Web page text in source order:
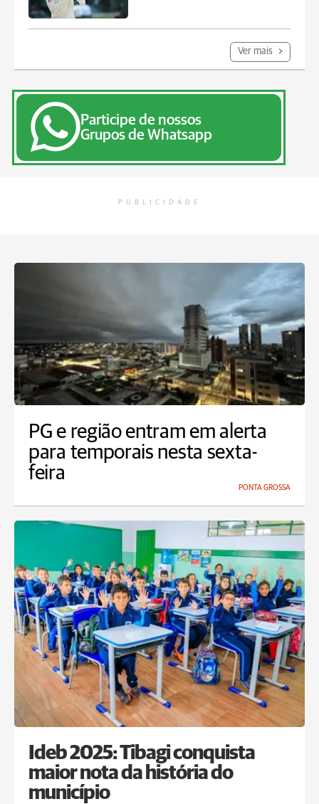
Ver mais
Participe de nossos
Grupos de Whatsapp
PUBLICIDADE
PG e região entram em alerta
para temporais nesta sexta-
feira
PONTA GROSSA
Ideb 2025: Tibagi conquista
maior nota da história do
município